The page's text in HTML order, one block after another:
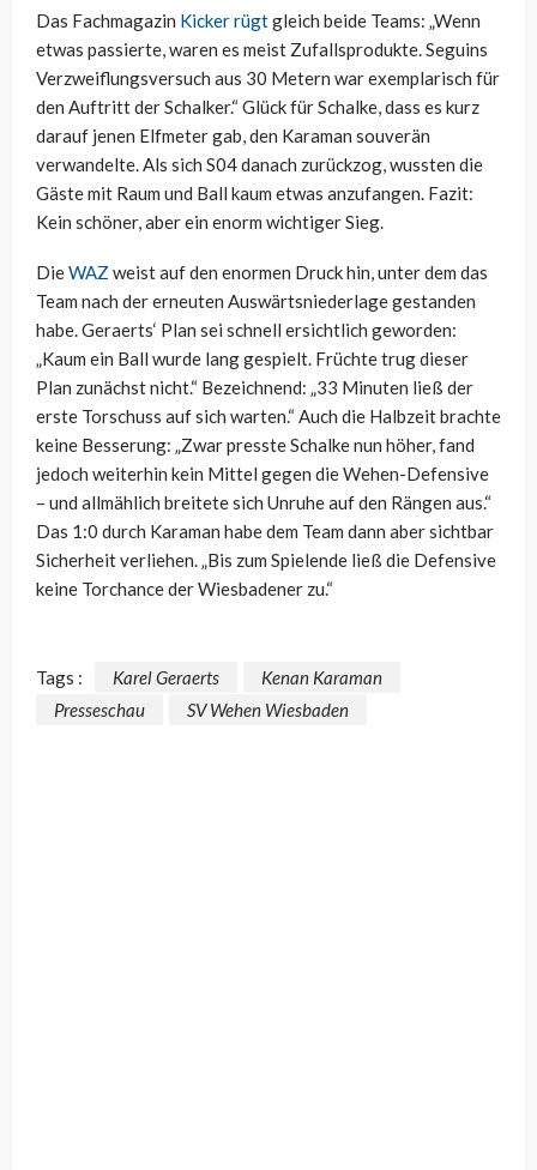
Das Fachmagazin Kicker rügtgleich beide Teams: „Wenn
etwas passierte, waren es meist Zufallsprodukte. Seguins
Verzweiflungsversuch aus 30 Metern war exemplarisch für
den Auftritt der Schalker.“ Glück für Schalke, dass es kurz
darauf jenen Elfmeter gab, den Karaman souverän
verwandelte. Als sich S04 danach zurückzog, wussten die
Gäste mit Raum und Ball kaum etwas anzufangen. Fazit:
Kein schöner, aber ein enorm wichtiger Sieg.
DieWAZ weist auf den enormen Druck hin, unter dem das
Team nach der erneuten Auswärtsniederlage gestanden
habe. Geraerts‘ Plan sei schnell ersichtlich geworden:
„Kaum ein Ball wurde lang gespielt. Früchte trug dieser
Plan zunächst nicht.“ Bezeichnend: „33 Minuten ließ der
erste Torschuss auf sich warten.“ Auch die Halbzeit brachte
keine Besserung: „Zwar presste Schalke nun höher, fand
jedoch weiterhin kein Mittel gegen die Wehen-Defensive
– und allmählich breitete sich Unruhe auf den Rängen aus.“
Das 1:0 durch Karaman habe dem Team dann aber sichtbar
Sicherheit verliehen. „Bis zum Spielende ließ die Defensive
keine Torchance der Wiesbadener zu.“
Tags : Karel Geraerts
Kenan Karaman
Presseschau
SV Wehen Wiesbaden